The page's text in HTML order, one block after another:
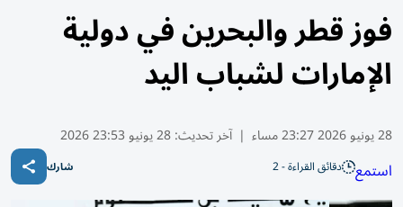
فوز قطر والبحرين في دولية
الإمارات لشباب اليد
28 يونيو 2026 23:27 مساء | آخر تحديث:28 يونيو 23:53 2026
استمع دقائق القراءة - 2 شارك